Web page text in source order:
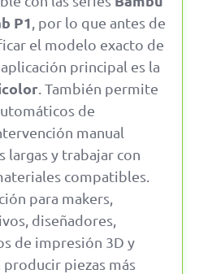
P1, por lo que antes de
el modelo exacto de
principal es la
. También permite
de
manual
largas y trabajar con
compatibles.
para makers,
diseñadores,
de impresión 3D y
producir piezas más